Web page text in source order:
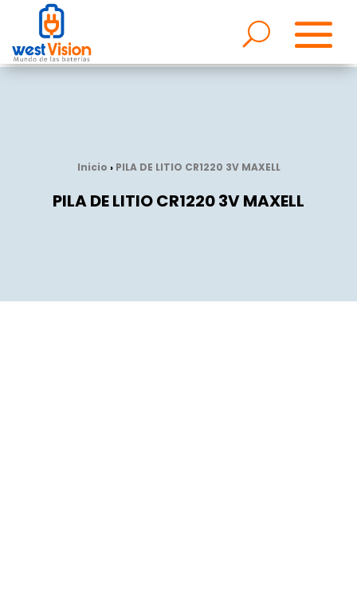
Inicio › PILA DE LITIO CR1220 3V MAXELL
PILA DE LITIO CR1220 3V MAXELL